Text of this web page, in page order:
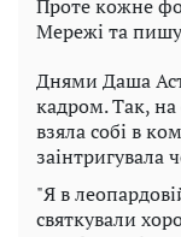
Проте кожне
Мережі та
Днями Даша
кадром. Так, на
взяла собі в
заінтригувала
"Я в
святкували